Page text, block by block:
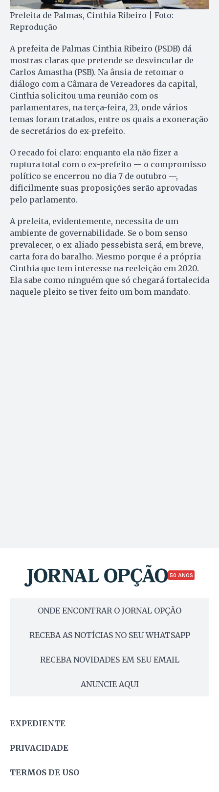
Prefeita de Palmas, Cinthia Ribeiro | Foto:
Reprodução
A prefeita de Palmas Cinthia Ribeiro (PSDB) dá
mostras claras que pretende se desvincular de
Carlos Amastha (PSB). Na ânsia de retomar o
diálogo com a Câmara de Vereadores da capital,
Cinthia solicitou uma reunião com os
parlamentares, na terça-feira, 23, onde vários
temas foram tratados, entre os quais a exoneração
de secretários do ex-prefeito.
O recado foi claro: enquanto ela não fizer a
ruptura total com o ex-prefeito — o compromisso
político se encerrou no dia 7 de outubro —,
dificilmente suas proposições serão aprovadas
pelo parlamento.
A prefeita, evidentemente, necessita de um
ambiente de governabilidade. Se o bom senso
prevalecer, o ex-aliado pessebista será, em breve,
carta fora do baralho. Mesmo porque é a própria
Cinthia que tem interesse na reeleição em 2020.
Ela sabe como ninguém que só chegará fortalecida
naquele pleito se tiver feito um bom mandato.
50 ANOS
ONDE ENCONTRAR O JORNAL OPÇÃO
RECEBA AS NOTÍCIAS NO SEU WHATSAPP
RECEBA NOVIDADES EM SEU EMAIL
ANUNCIE AQUI
EXPEDIENTE
PRIVACIDADE
TERMOS DE USO